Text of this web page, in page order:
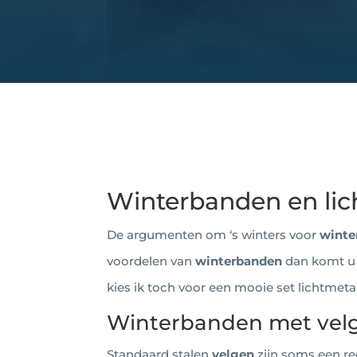
Winterbanden en
De argumenten om ‘s winters voor
voordelen vanwinterbanden dan komt u
kies ik toch voor een mooie set
Winterbanden met